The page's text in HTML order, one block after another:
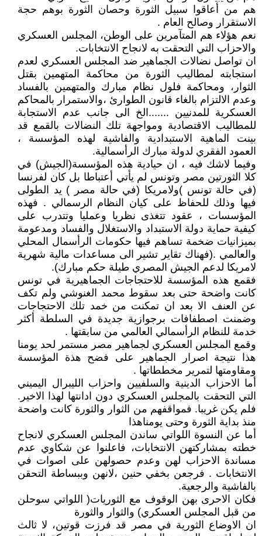
هم من أعاقوا سبيل الثورة وحصان الثورة بوهم حجة
الاستقرار وصالح العام .
نعم هؤلاء هم المتآمرين على الوطن، المجلس العسكري
والاحزاب التي التحقت به لانجاح الانتخابات.
ان تواصل نضالات الجماهير ضد المجلس العسكري لعدم
استجابته لمطاليب الثورة من محاكمة المتهمين بقتل
الثوار، ومحاكمة فلول نظام مبارك والمتهمين بالفساد
وعدم الالتزام بالغاء قانون الطوارئ ،والاستمرار بالمحاكم
العسكرية للمدنيين .......الخ الى جانب عدم الاستجابة
للمطاليب الاقتصادية ومواجهة تلك النضالات بالقمع قد
بينت الماهية الاستبدادية والفاشية لهذه المؤسسة ،
العمود الفقري لدولة مبارك الرأسمالية.
وفيما لاشك فيه ، ان حيادية هذه المؤسسة(الجيش) في
كلا الثورتين مصر وتونس لم يأتي أعتباطا بل كان لفرنسا
(في حالة تونس )ولامريكا (في حالة مصر ) يد الطولى
فيها وذلك للحفاظ على كيان النظام الرسمالي . فهذه
المؤسسات ، عقود تتغذى نظريا وعمليا وتتدرب على
كيفية حماية دولة الاستبداد والاستغلال والفساد ومدعومة
بميزانيات ضخمة تساهم فيها حكومات الرأسمال المحلي
والعالمي .(فهناك تقاير تشير الى مساعدات مالية شهرية
لامريكا لدعم الجيش المصري طيلة حكم مبارك).
فقمع هذه المؤسسة للاحتجاجات الجماهيرية في تونس
كانت واضحة حتى بعد سقوط محمد الغنوشي ولم تكف
عن العنف الا بعد ان تمكنت من خمد تلك الاحتجاجات
وضمنت اصطفافات برجوازية جديدة في السلطة أكثر
خدمة للنظام الرأسمالي العالمي من سابقتها .
وقمع المجلس العسكري لجماهير مصر مستمر لحد يومنا
هذا نتيجة اصرار الجماهير على فضح هذة المؤسسة
ومقاومتها لتمرير مخططاتها .
أما الاحزاب الدينية والسلفيين واحزاب الليبرال اليميني
التي التحقت بالمجلس العسكري دون ادانتها لهذا الاخير.
فلم يكن غريبا. فمواقفهم من الثوار والثورة كانت واضحة
منذ بداية الثورة وحتى يومناهذا
أما عن النسوة اللواتي ساندن المجلس العسكري لانجاح
خطته بمشاركتهن الانتخابات، فاعلنوا عن شكاوي عدم
مساندة الاحزاب لهن وعدم حصولهن على اصوات في
الانتخابات . فرجعن بخفي حنين ،لانهن وببساطة التحقن
بالفاشية والرجعية.
فكان الاحرى بهن الوقوف مع الثوريات( اللواتي سوحلن
من قبل المجلس العسكري) والثوار والثورة
ان الاوضاع الثورية في مصر قد فرزت قوتين، لا ثالث